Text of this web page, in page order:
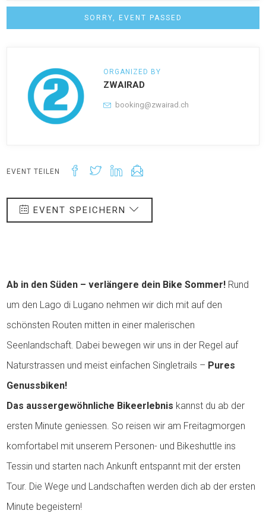
SORRY, EVENT PASSED
ORGANIZED BY
ZWAIRAD
booking@zwairad.ch
EVENT TEILEN
EVENT SPEICHERN
Ab in den Süden – verlängere dein Bike Sommer! Rund
um den Lago di Lugano nehmen wir dich mit auf den
schönsten Routen mitten in einer malerischen
Seenlandschaft. Dabei bewegen wir uns in der Regel auf
Naturstrassen und meist einfachen Singletrails – Pures
Genussbiken!
Das aussergewöhnliche Bikeerlebnis kannst du ab der
ersten Minute geniessen. So reisen wir am Freitagmorgen
komfortabel mit unserem Personen- und Bikeshuttle ins
Tessin und starten nach Ankunft entspannt mit der ersten
Tour. Die Wege und Landschaften werden dich ab der ersten
Minute begeistern!